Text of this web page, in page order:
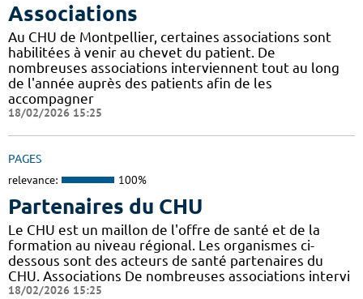
Associations
Au CHU de Montpellier, certaines associations sont
habilitées à venir au chevet du patient. De
nombreuses associations interviennent tout au long
de l'année auprès des patients afin de les
accompagner
18/02/2026 15:25
PAGES
relevance: 100%
Partenaires du CHU
Le CHU est un maillon de l'offre de santé et de la
formation au niveau régional. Les organismes ci-
dessous sont des acteurs de santé partenaires du
CHU. Associations De nombreuses associations intervi
18/02/2026 15:25